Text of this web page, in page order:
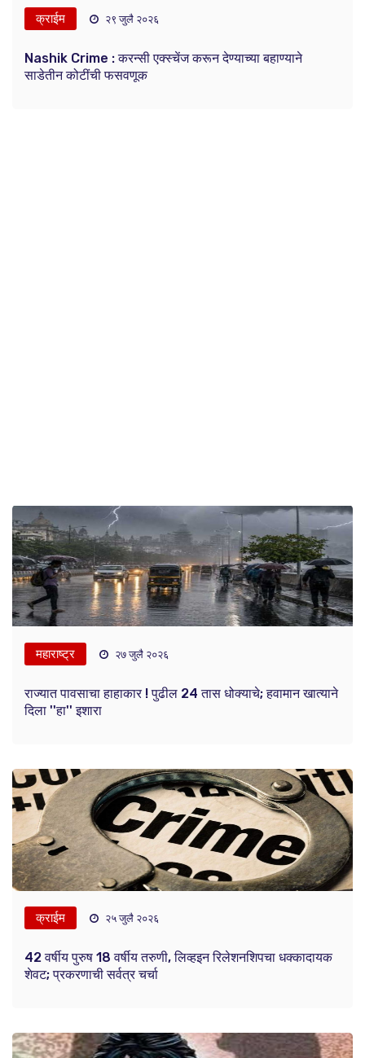
क्राईम २९ जुलै २०२६
Nashik Crime : करन्सी एक्स्चेंज करून देण्याच्या बहाण्याने
साडेतीन कोटींची फसवणूक
महाराष्ट्र २७ जुलै २०२६
राज्यात पावसाचा हाहाकार ! पुढील 24 तास धोक्याचे; हवामान खात्याने
दिला ''हा'' इशारा
क्राईम २५ जुलै २०२६
42 वर्षीय पुरुष 18 वर्षीय तरुणी, लिव्हइन रिलेशनशिपचा धक्कादायक
शेवट; प्रकरणाची सर्वत्र चर्चा